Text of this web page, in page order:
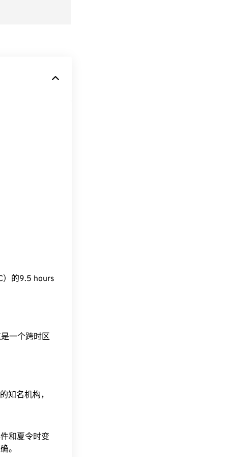
）的9.5 hours
一个跨时区
知名机构，
和夏令时变
。